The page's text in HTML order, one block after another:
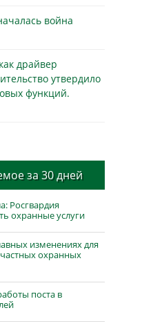
война
драйвер
утвердило
функций.
за 30 дней
Росгвардия
охранные услуги
изменениях для
охранных
поста в